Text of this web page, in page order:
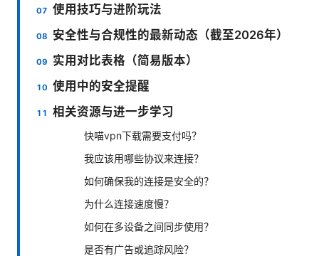
使用技巧与进阶玩法
安全性与合规性的最新动态（截至2026年）
实用对比表格（简易版本）
使用中的安全提醒
相关资源与进一步学习
快喵vpn下载需要支付吗？
我应该用哪些协议来连接？
如何确保我的连接是安全的？
为什么连接速度慢？
如何在多设备之间同步使用？
是否有广告或追踪风险？